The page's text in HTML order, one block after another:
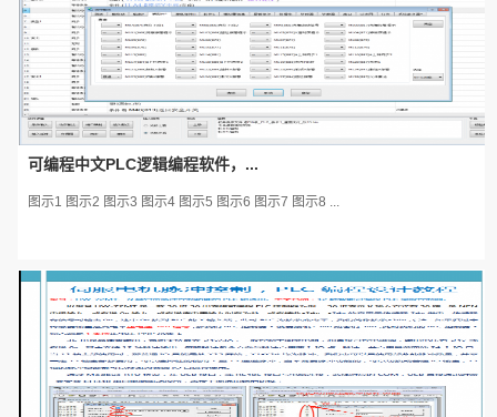
可编程中文PLC逻辑编程软件，...
图示1 图示2 图示3 图示4 图示5 图示6 图示7 图示8 ...